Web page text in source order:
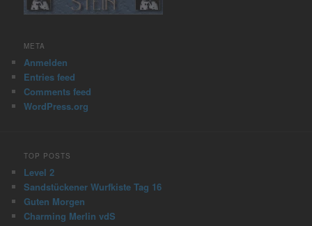
META
Anmelden
Entries feed
Comments feed
WordPress.org
TOP POSTS
Level 2
Sandstückener Wurfkiste Tag 16
Guten Morgen
Charming Merlin vdS